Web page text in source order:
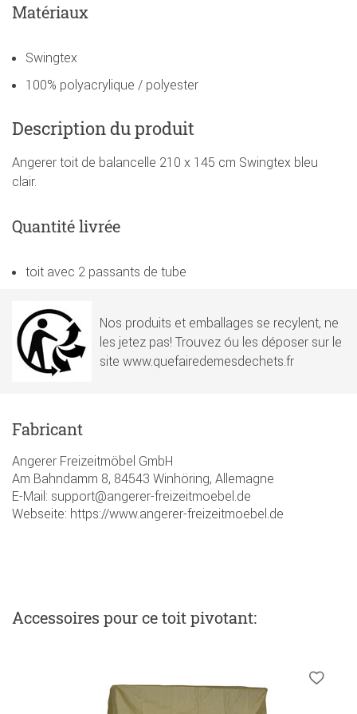
Matériaux
Swingtex
100% polyacrylique / polyester
Description du produit
Angerer toit de balancelle 210 x 145 cm Swingtex bleu
clair.
Quantité livrée
toit avec 2 passants de tube
Nos produits et emballages se recylent, ne
les jetez pas! Trouvez óu les déposer sur le
site www.quefairedemesdechets.fr
Fabricant
Angerer Freizeitmöbel GmbH
Am Bahndamm 8, 84543 Winhöring, Allemagne
E-Mail: support@angerer-freizeitmoebel.de
Webseite: https://www.angerer-freizeitmoebel.de
Accessoires pour ce toit pivotant: